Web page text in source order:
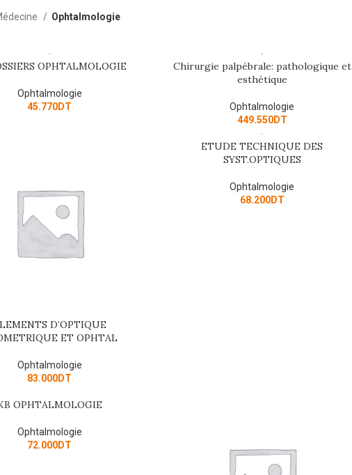
Ophtalmologie
OPHTALMOLOGIE
Ophtalmologie
45.770DT
ADD TO CART
Chirurgie palpébrale: pathologique et
esthétique
Ophtalmologie
449.550DT
D’OPTIQUE
ET OPHTAL
Ophtalmologie
83.000DT
ADD TO CARTETUDE TECHNIQUE DES
SYST.OPTIQUES
Ophtalmologie
68.200DT
OPHTALMOLOGIE
Ophtalmologie
72.000DT